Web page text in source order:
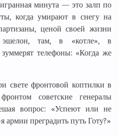
минута — это залп по
когда умирают в снегу на
ценой своей жизни
эшелон, там, в «котле», в
телефоны: «Когда же
свете фронтовой коптилки в
советские генералы
вопрос: «Успеют или не
армии преградить путь Готу?»